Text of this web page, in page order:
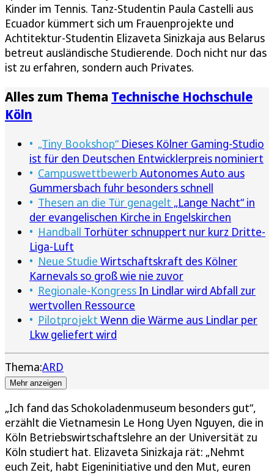
Kinder im Tennis. Tanz-Studentin Paula Castelli aus
Ecuador kümmert sich um Frauenprojekte und
Achtitektur-Studentin Elizaveta Sinizkaja aus Belarus
betreut ausländische Studierende. Doch nicht nur das
ist zu erfahren, sondern auch Privates.
Alles zum Thema Technische Hochschule
Köln
„Tiny Bookshop“ Dieses Kölner Gaming-Studio
ist für den Deutschen Entwicklerpreis nominiert
Campuswettbewerb Autonomes Auto aus
Gummersbach fuhr besonders schnell
Thesen an die Tür genagelt „Lange Nacht“ in
der evangelischen Kirche in Engelskirchen
Handball Torhüter schnuppert nur kurz Dritte-
Liga-Luft
Neue Studie Wirtschaftskraft des Kölner
Karnevals so groß wie nie zuvor
Regionale-Kongress In Lindlar wird Abfall zur
wertvollen Ressource
Pilotprojekt Wenn die Wärme aus Lindlar per
Lkw geliefert wird
Thema:ARD
Mehr anzeigen
„Ich fand das Schokoladenmuseum besonders gut“,
erzählt die Vietnamesin Le Hong Uyen Nguyen, die in
Köln Betriebswirtschaftslehre an der Universität zu
Köln studiert hat. Elizaveta Sinizkaja rät: „Nehmt
euch Zeit, habt Eigeninitiative und den Mut, euren